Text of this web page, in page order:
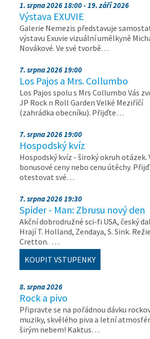
1. srpna 2026 18:00 - 19. září 2026
Výstava EXUVIE
Galerie Nemezis představuje
výstavu Exuvie vizuální umělkyně
Novákové. Ve své tvorbě…
7. srpna 2026 19:00
Los Pajos a Mrs. Collumbo
Los Pajos spolu s Mrs Collumbo Vás
JP Rock n Roll Garden Velké Meziříčí
(zahrádka obecníku). Přijďte…
7. srpna 2026 19:00
Hospodský kvíz
Hospodský kvíz - široký okruh otázek.
bonusové ceny nebo cenu útěchy.
otestovat své…
7. srpna 2026 19:30
Spider - Man: Zbrusu nový den
Akční dobrodružné sci-fi USA, český
Hrají T. Holland, Zendaya, S. Sink.
Cretton. …
KOUPIT VSTUPENKY
8. srpna 2026
Rock a pivo
Připravte se na pořádnou dávku
muziky, skvělého piva a letní
širým nebem! Kaktus…